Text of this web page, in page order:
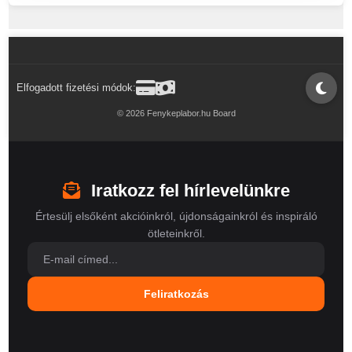
Elfogadott fizetési módok:
© 2026 Fenykeplabor.hu Board
Iratkozz fel hírlevelünkre
Értesülj elsőként akcióinkról, újdonságainkról és inspiráló
ötleteinkről.
Feliratkozás